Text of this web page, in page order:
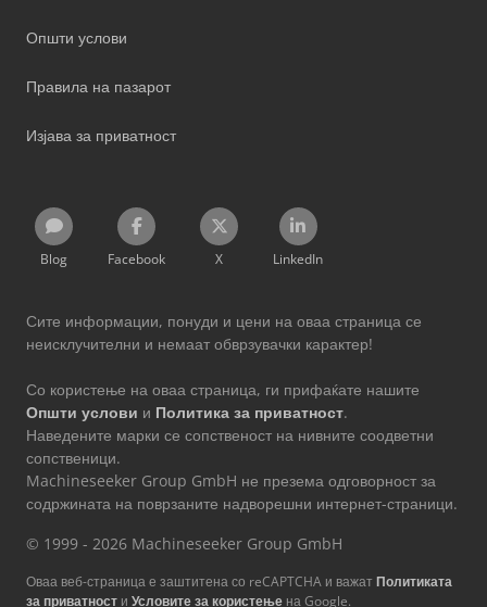
Општи услови
Правила на пазарот
Изјава за приватност
Blog Facebook X LinkedIn
Сите информации, понуди и цени на оваа страница се
неисклучителни и немаат обврзувачки карактер!
Со користење на оваа страница, ги прифаќате нашите
Општи услови и Политика за приватност.
Наведените марки се сопственост на нивните соодветни
сопственици.
Machineseeker Group GmbH не презема одговорност за
содржината на поврзаните надворешни интернет-страници.
© 1999 - 2026 Machineseeker Group GmbH
Оваа веб-страница е заштитена со reCAPTCHA и важат Политиката
за приватност и Условите за користење на Google.